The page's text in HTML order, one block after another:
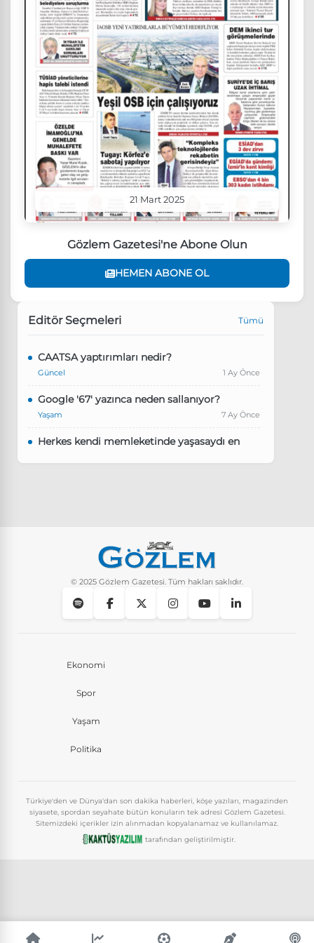
21 Mart 2025
Gözlem Gazetesi'ne Abone Olun
HEMEN ABONE OL
Editör Seçmeleri Tümü
CAATSA yaptırımları nedir?
Güncel 1 Ay Önce
Google '67' yazınca neden sallanıyor?
Yaşam 7 Ay Önce
Herkes kendi memleketinde yaşasaydı en
Instagram’da keşfet nasıl temizlenir?
© 2025 Gözlem Gazetesi. Tüm hakları saklıdır.
Ekonomi
Spor
Yaşam
Politika
Türkiye'den ve Dünya'dan son dakika haberleri, köşe yazıları, magazinden
siyasete, spordan seyahate bütün konuların tek adresi Gözlem Gazetesi.
Sitemizdeki içerikler izin alınmadan kopyalanamaz ve kullanılamaz.
tarafından geliştirilmiştir.